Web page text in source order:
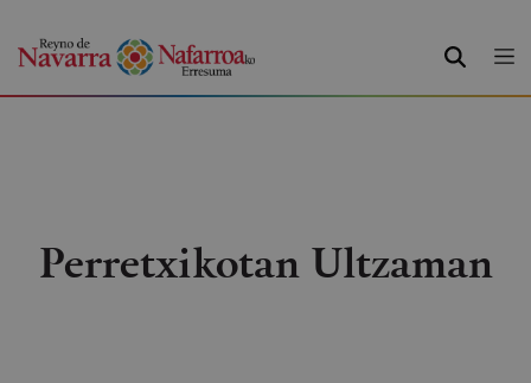
BILATU
Perretxikotan Ultzaman